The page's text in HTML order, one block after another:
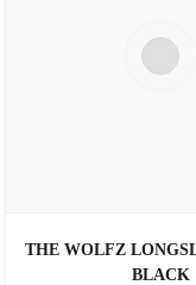
THE WOLFZ
BLACK